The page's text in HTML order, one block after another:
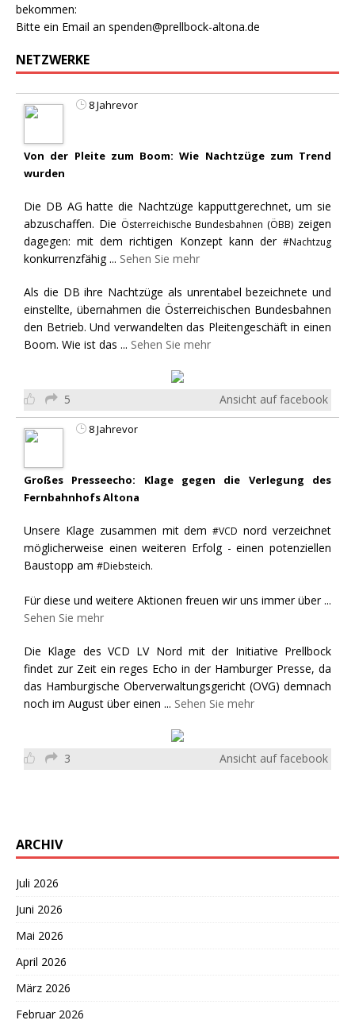
bekommen:
Bitte ein Email an spenden@prellbock-altona.de
NETZWERKE
8 Jahrevor
Von der Pleite zum Boom: Wie Nachtzüge zum Trend
wurden
Die DB AG hatte die Nachtzüge kapputtgerechnet, um sie
abzuschaffen. Die Österreichische Bundesbahnen (ÖBB) zeigen
dagegen: mit dem richtigen Konzept kann der #Nachtzug
konkurrenzfähig ... Sehen Sie mehr
Als die DB ihre Nachtzüge als unrentabel bezeichnete und
einstellte, übernahmen die Österreichischen Bundesbahnen
den Betrieb. Und verwandelten das Pleitengeschäft in einen
Boom. Wie ist das ... Sehen Sie mehr
5 Ansicht auf facebook
8 Jahrevor
Großes Presseecho: Klage gegen die Verlegung des
Fernbahnhofs Altona
Unsere Klage zusammen mit dem#VCD nord verzeichnet
möglicherweise einen weiteren Erfolg - einen potenziellen
Baustopp am #Diebsteich.
Für diese und weitere Aktionen freuen wir uns immer über ...
Sehen Sie mehr
Die Klage des VCD LV Nord mit der Initiative Prellbock
findet zur Zeit ein reges Echo in der Hamburger Presse, da
das Hamburgische Oberverwaltungsgericht (OVG) demnach
noch im August über einen ... Sehen Sie mehr
3 Ansicht auf facebook
ARCHIV
Juli 2026
Juni 2026
Mai 2026
April 2026
März 2026
Februar 2026